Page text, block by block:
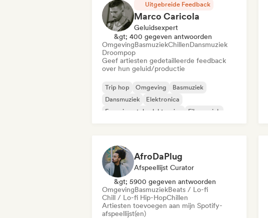
Uitgebreide Feedback
Marco Caricola
Geluidsexpert
&gt; 400 gegeven antwoorden
OmgevingBasmuziekChillenDansmuziek
Droompop
Geef artiesten gedetailleerde feedback
over hun geluid/productie
Trip hop Omgeving
Basmuziek
Dansmuziek
Elektronica
Experimentele elektronica
Filmmuziek
AfroDaPlug
Afspeellijst Curator
&gt; 5900 gegeven antwoorden
OmgevingBasmuziekBeats / Lo-fi
Chill / Lo-fi Hip-HopChillen
Artiesten toevoegen aan mijn Spotify-
afspeellijst(en)